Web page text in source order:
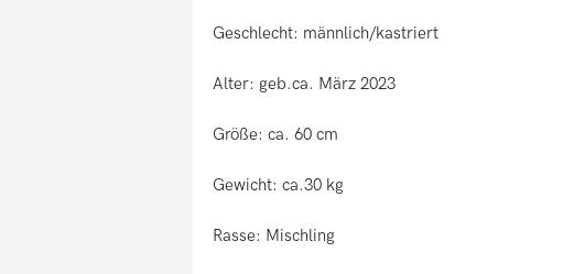
Geschlecht: männlich/kastriert
Alter: geb.ca. März 2023
Größe: ca. 60 cm
Gewicht: ca.30 kg
Rasse: Mischling